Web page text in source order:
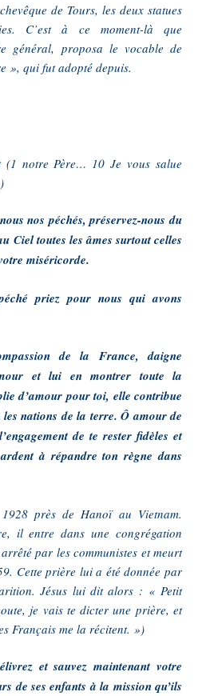
de Tours, les deux statues
C’est à ce moment-là que
général, proposa le vocable de
», qui fut adopté depuis.
(1 notre Père… 10 Je vous salue
nos péchés, préservez-nous du
Ciel toutes les âmes surtout celles
miséricorde.
priez pour nous qui avons
de la France, daigne
et lui en montrer toute la
d’amour pour toi, elle contribue
nations de la terre. Ô amour de
de te rester fidèles et
à répandre ton règne dans
près de Hanoï au Vietnam.
il entre dans une congrégation
par les communistes et meurt
Cette prière lui a été donnée par
Jésus lui dit alors : « Petit
je vais te dicter une prière, et
Français me la récitent. »)
et sauvez maintenant votre
de ses enfants à la mission qu’ils